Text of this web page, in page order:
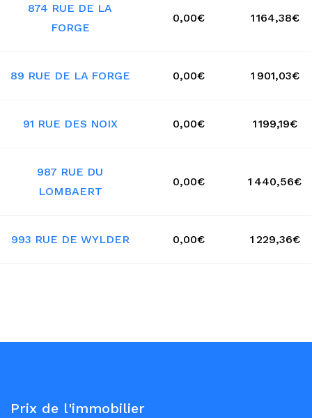
874 RUE DE LA
FORGE
0,00€ 1 164,38€
89 RUE DE LA FORGE 0,00€ 1 901,03€
91 RUE DES NOIX 0,00€ 1 199,19€
987 RUE DU
LOMBAERT
0,00€ 1 440,56€
993 RUE DE WYLDER 0,00€ 1 229,36€
Prix de l'immobilier